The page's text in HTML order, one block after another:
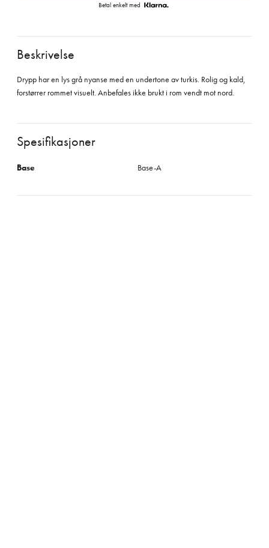
Betal enkelt med
Beskrivelse
Drypp har en lys grå nyanse med en undertone av turkis. Rolig og kald,
forstørrer rommet visuelt. Anbefales ikke brukt i rom vendt mot nord.
Spesifikasjoner
Base Base-A